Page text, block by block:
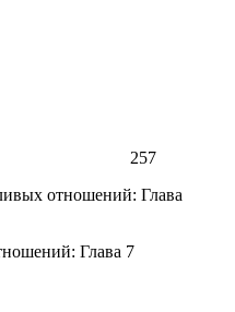
257
Глава 7